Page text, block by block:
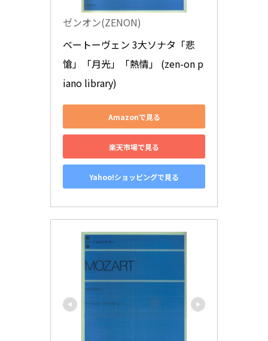
ゼンオン(ZENON)
ベートーヴェン 3大ソナタ「悲
愴」「月光」「熱情」 (zen-on p
iano library)
Amazonで見る
楽天市場で見る
Yahoo!ショッピングで見る